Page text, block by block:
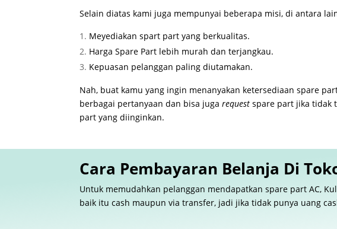
Selain diatas kami juga mempunyai beberapa misi, di antara
Meyediakan spart part yang berkualitas.
Harga Spare Part lebih murah dan terjangkau.
Kepuasan pelanggan paling diutamakan.
Nah, buat kamu yang ingin menanyakan ketersediaan spare
berbagai pertanyaan dan bisa jugarequestspare part jika tidak
part yang diinginkan.
Cara Pembayaran Belanja Di
Untuk memudahkan pelanggan mendapatkan spare part AC,
baik itu cash maupun via transfer, jadi jika tidak punya uang